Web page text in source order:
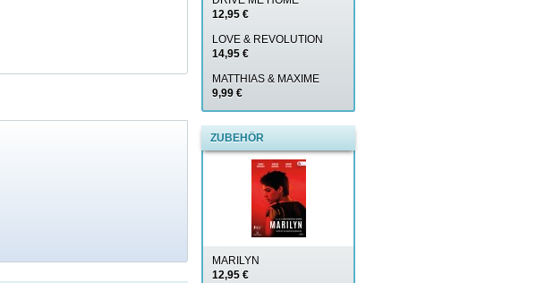
12,95 €
LOVE & REVOLUTION
14,95 €
MATTHIAS & MAXIME
9,99 €
ZUBEHÖR
MARILYN
12,95 €